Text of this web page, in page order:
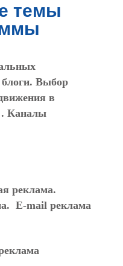
темы
Выбор
в
. Каналы
реклама.
Е-mail реклама